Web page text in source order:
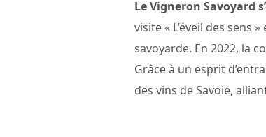
Le Vigneron Savoyard
visite « L’éveil des
savoyarde. En 2022, la
Grâce à un esprit
des vins de Savoie,